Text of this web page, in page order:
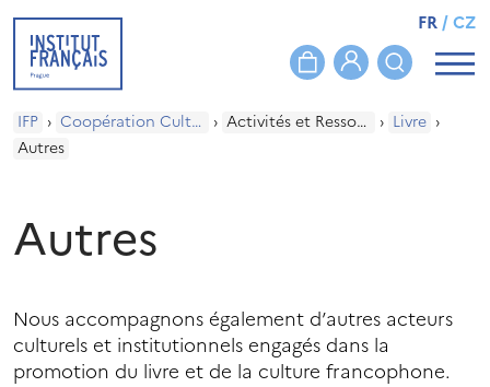
FR/CZ
IFP › Coopération Culturelle › Activités et Ressources › Livre ›
Autres
Autres
Nous accompagnons également d’autres acteurs
culturels et institutionnels engagés dans la
promotion du livre et de la culture francophone.